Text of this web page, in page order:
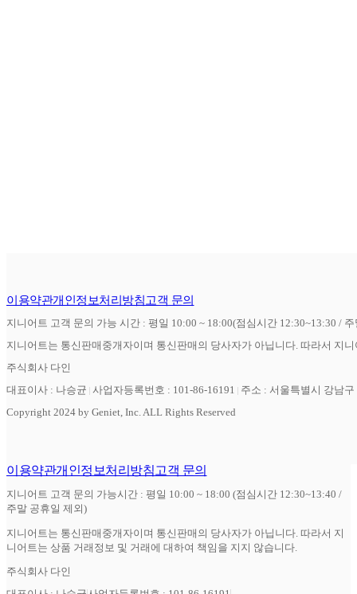
이용약관개인정보처리방침고객 문의
지니어트 고객 문의 가능 시간 : 평일 10:00 ~ 18:00(점심시간 12:30~13:30 /
지니어트는 통신판매중개자이며 통신판매의 당사자가 아닙니다. 따라서 지
주식회사 다인
대표이사 : 나승균 사업자등록번호 : 101-86-16191
주소 : 서울특별시 강남
Copyright 2024 by Geniet, Inc. ALL Rights Reserved
이용약관개인정보처리방침고객 문의
지니어트 고객 문의 가능시간 : 평일 10:00 ~ 18:00 (점심시간 12:30~13:40 /
주말 공휴일 제외)
지니어트는 통신판매중개자이며 통신판매의 당사자가 아닙니다. 따라서 지
니어트는 상품 거래정보 및 거래에 대하여 책임을 지지 않습니다.
주식회사 다인